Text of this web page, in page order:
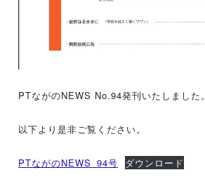
PTながのNEWS No.94発刊いたしました。
以下より是非ご覧ください。
PTながのNEWS_94号 ダウンロード